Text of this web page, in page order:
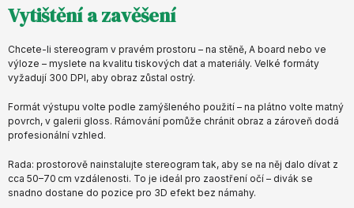
Vytištění a zavěšení
Chcete-li stereogram v pravém prostoru – na stěně, A board nebo ve
výloze – myslete na kvalitu tiskových dat a materiály. Velké formáty
vyžadují 300 DPI, aby obraz zůstal ostrý.
Formát výstupu volte podle zamýšleného použití – na plátno volte matný
povrch, v galerii gloss. Rámování pomůže chránit obraz a zároveň dodá
profesionální vzhled.
Rada: prostorově nainstalujte stereogram tak, aby se na něj dalo dívat z
cca 50–70 cm vzdálenosti. To je ideál pro zaostření očí – divák se
snadno dostane do pozice pro 3D efekt bez námahy.